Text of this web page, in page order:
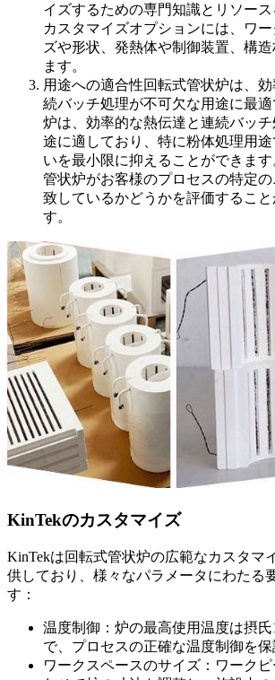
イズするための専門知識とリソース
カスタマイズオプションには、ワ
ズや形状、発熱体や制御装置、構
ます。
用途への適合性回転式管状炉は、
続バッチ処理が不可欠な用途に最
炉は、効率的な熱伝達と連続バッ
途に適しており、特に粉体処理用
いを最小限に抑えることができま
管状炉がお客様のプロセスの特定
致しているかどうかを評価するこ
す。
KinTekのカスタマイズ
KinTekは回転式管状炉の広範なカスタマ
供しており、様々なパラメータにわたる
す：
温度制御：炉の最高使用温度は摂氏
で、プロセスの正確な温度制御を保
ワークスペースのサイズ：ワーク